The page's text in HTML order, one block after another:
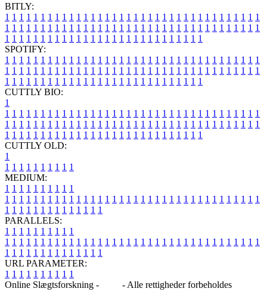
BITLY:
1 1 1 1 1 1 1 1 1 1 1 1 1 1 1 1 1 1 1 1 1 1 1 1 1 1 1 1 1 1 1 1 1 1 1 1
1 1 1 1 1 1 1 1 1 1 1 1 1 1 1 1 1 1 1 1 1 1 1 1 1 1 1 1 1 1 1 1 1 1 1 1
1 1 1 1 1 1 1 1 1 1 1 1 1 1 1 1 1 1 1 1 1 1 1 1 1 1 1 1
SPOTIFY:
1 1 1 1 1 1 1 1 1 1 1 1 1 1 1 1 1 1 1 1 1 1 1 1 1 1 1 1 1 1 1 1 1 1 1 1
1 1 1 1 1 1 1 1 1 1 1 1 1 1 1 1 1 1 1 1 1 1 1 1 1 1 1 1 1 1 1 1 1 1 1 1
1 1 1 1 1 1 1 1 1 1 1 1 1 1 1 1 1 1 1 1 1 1 1 1 1 1 1 1
CUTTLY BIO:
1
1 1 1 1 1 1 1 1 1 1 1 1 1 1 1 1 1 1 1 1 1 1 1 1 1 1 1 1 1 1 1 1 1 1 1 1
1 1 1 1 1 1 1 1 1 1 1 1 1 1 1 1 1 1 1 1 1 1 1 1 1 1 1 1 1 1 1 1 1 1 1 1
1 1 1 1 1 1 1 1 1 1 1 1 1 1 1 1 1 1 1 1 1 1 1 1 1 1 1 1
CUTTLY OLD:
1
1 1 1 1 1 1 1 1 1 1
MEDIUM:
1 1 1 1 1 1 1 1 1 1
1 1 1 1 1 1 1 1 1 1 1 1 1 1 1 1 1 1 1 1 1 1 1 1 1 1 1 1 1 1 1 1 1 1 1 1
1 1 1 1 1 1 1 1 1 1 1 1 1 1
PARALLELS:
1 1 1 1 1 1 1 1 1 1
1 1 1 1 1 1 1 1 1 1 1 1 1 1 1 1 1 1 1 1 1 1 1 1 1 1 1 1 1 1 1 1 1 1 1 1
1 1 1 1 1 1 1 1 1 1 1 1 1 1
URL PARAMETER:
1 1 1 1 1 1 1 1 1 1
Online Slægtsforskning -
- Alle rettigheder forbeholdes